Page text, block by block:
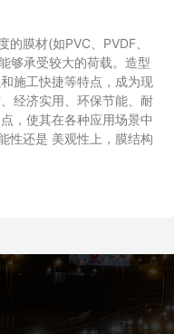
膜材(如PVC、PVDF、
够承受较大的荷载。造型
施工快捷等特点，成为现
经济实用、环保节能、耐
，使其在各种应用场景中
性还是 美观性上，膜结构